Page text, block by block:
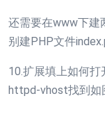
还需要在www下建
别建PHP文件
10.扩展填上如何
httpd-vhost找到如